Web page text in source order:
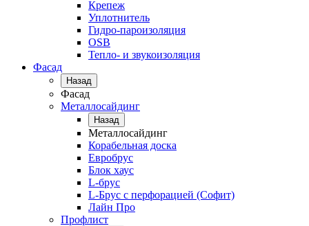
Крепеж
Уплотнитель
Гидро-пароизоляция
OSB
Тепло- и звукоизоляция
Фасад
Назад
Фасад
Металлосайдинг
Назад
Металлосайдинг
Корабельная доска
Евробрус
Блок хаус
L-брус
L-Брус с перфорацией (Софит)
Лайн Про
Профлист